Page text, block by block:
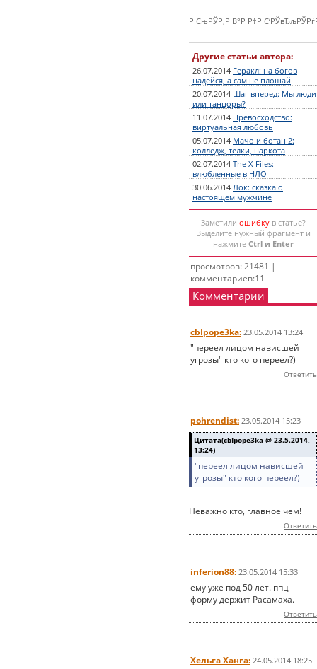
Р СњРЎР‚Р В°Р Р†Р
Другие статьи автора:
26.07.2014 Геракл: на богов
надейся, а сам не плошай
20.07.2014 Шаг вперед: Мы люди
или танцоры?
11.07.2014 Превосходство:
виртуальная любовь
05.07.2014 Мачо и ботан 2:
колледж, телки, наркота
02.07.2014 The X-Files:
влюбленные в НЛО
30.06.2014 Лок: сказка о
настоящем мужчине
Заметили ошибкув статье?
Выделите нужный фрагмент и
нажмите Ctrl и Enter
просмотров: 21481 |
комментариев:11
Комментарии
cbIpope3ka: 23.05.2014 13:24
"переел лицом нависшей
угрозы" кто кого переел?)
Ответить
pohrendist: 23.05.2014 15:23
Цитата(cbIpope3ka @ 23.5.2014,
13:24)
"переел лицом нависшей
угрозы" кто кого переел?)
Неважно кто, главное чем!
Ответить
inferion88: 23.05.2014 15:33
ему уже под 50 лет. ппц
форму держит Расамаха.
Ответить
Хельга Ханга: 24.05.2014 18:25